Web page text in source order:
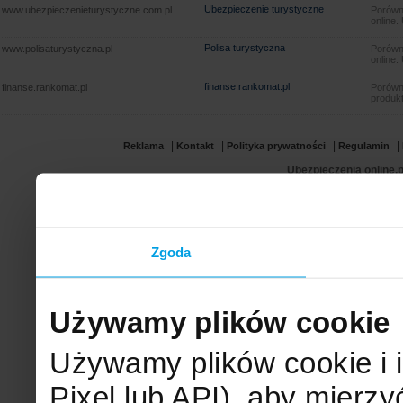
Zgoda
Używamy plików cookie
Używamy plików cookie i
www.ubezpieczenieturystyczne.com.pl Ubezpieczenie turystyczne
www.polisaturystyczna.pl Polisa turystyczna
finanse.rankomat.pl finanse.rankomat.pl
Reklama Kontakt Polityka prywatności Regulamin
Ubezpieczenia